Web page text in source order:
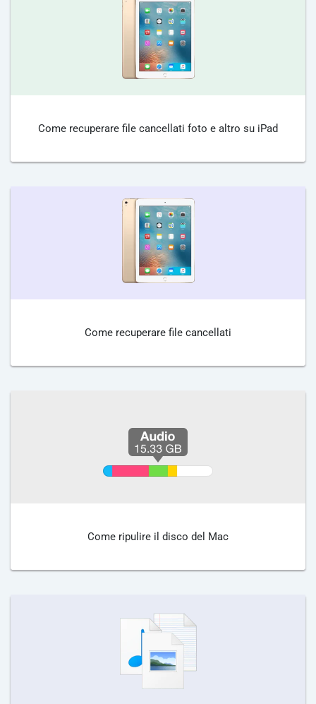
Come recuperare file cancellati foto e altro su iPad
Come recuperare file cancellati
Come ripulire il disco del Mac